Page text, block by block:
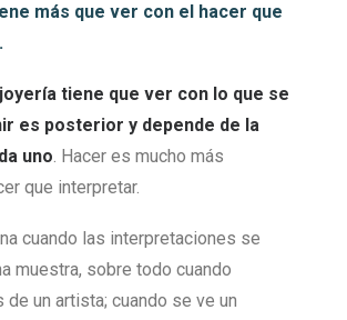
más que ver con el hacer que
tiene que ver con lo que se
es posterior y depende de la
uno. Hacer es mucho más
que interpretar.
cuando las interpretaciones se
muestra, sobre todo cuando
de un artista; cuando se ve un